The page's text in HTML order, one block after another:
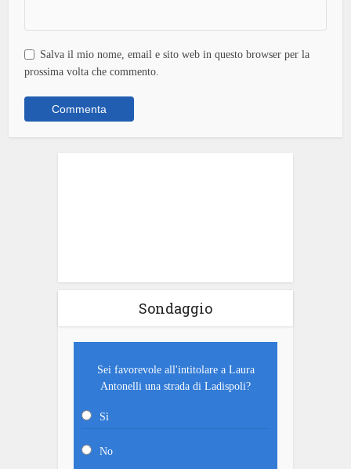
Salva il mio nome, email e sito web in questo browser per la
prossima volta che commento.
Sondaggio
Sei favorevole all'intitolare a Laura
Antonelli una strada di Ladispoli?
Sì
No